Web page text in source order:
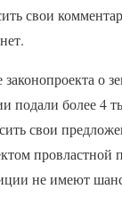
свои
о
подали более 4
свои
провластной
не имеют